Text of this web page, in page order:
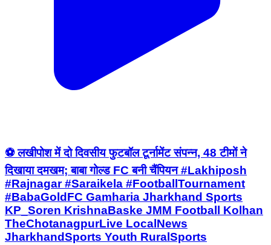
⚽ लखीपोश में दो दिवसीय फुटबॉल टूर्नामेंट संपन्न, 48 टीमों ने
दिखाया दमखम; बाबा गोल्ड FC बनी चैंपियन #Lakhiposh
#Rajnagar #Saraikela #FootballTournament
#BabaGoldFC Gamharia Jharkhand Sports
KP_Soren KrishnaBaske JMM Football Kolhan
TheChotanagpurLive LocalNews
JharkhandSports Youth RuralSports